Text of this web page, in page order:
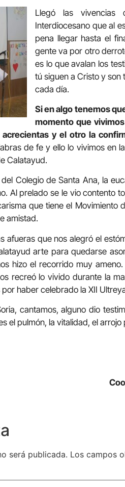
Llegó las vivencias
Interdiocesano que al
pena llegar hasta el
gente va por otro
es lo que avalan los
tú siguen a Cristo y son
cada día.
Si en algo tenemos
momento que
y el otro la
de fe y ello lo vivimos en
Calatayud.
Colegio de Santa Ana, la
Al prelado se le vio contento
que tiene el Movimiento
amistad.
afueras que nos alegró el
arte para quedarse
hizo el recorrido muy
recreó lo vivido durante la
haber celebrado la XII
cantamos, alguno dio
el pulmón, la vitalidad, el
será publicada. Los campos